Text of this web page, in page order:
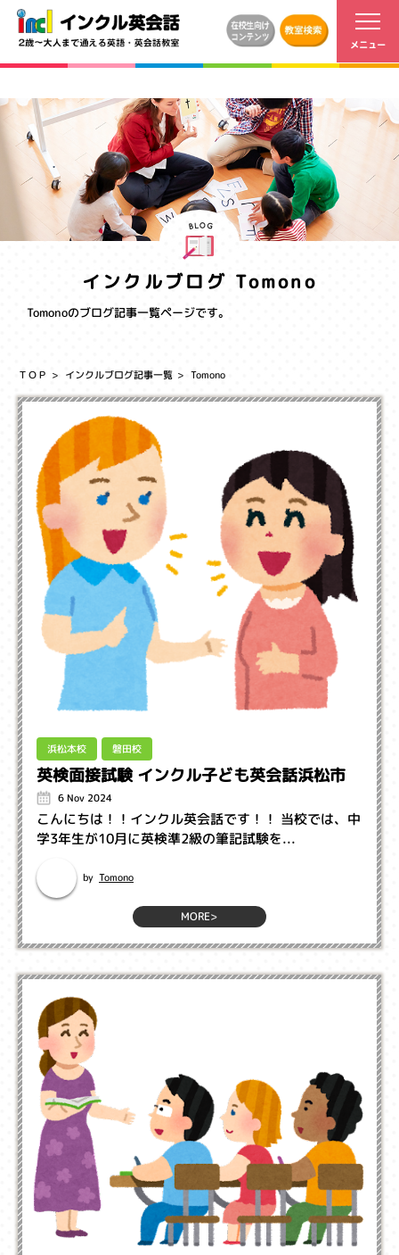
インクルブログ Tomono
Tomonoのブログ記事一覧ページです。
ＴＯＰ インクルブログ記事一覧 Tomono
浜松本校 磐田校
英検面接試験 インクル子ども英会話浜松市
6 Nov 2024
こんにちは！！インクル英会話です！！ 当校では、中
学3年生が10月に英検準2級の筆記試験を...
by Tomono
MORE>